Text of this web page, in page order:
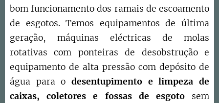
bom funcionamento dos ramais de escoamento
de esgotos. Temos equipamentos de última
geração, máquinas eléctricas de molas
rotativas com ponteiras de desobstrução e
equipamento de alta pressão com depósito de
água para o desentupimento e limpeza de
caixas, coletores e fossas de esgotosem